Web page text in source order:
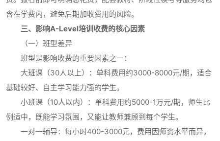
含在学费内，避免后期加收费用的风险。
三、影响A-Level培训收费的核心因素
（一）班型差异
班型是影响收费的重要因素之一：
大班课（30人以上）：单科费用约3000-8000元/期，适合
基础较好、自主学习能力强的学生。
小班课（10人以内）：单科费用约5000-1万元/期，师生比
例适中，既能学习氛围，又能让教师兼顾到每个学生。
一对一辅导：每小时400-3000元，费用因师资水平而异，